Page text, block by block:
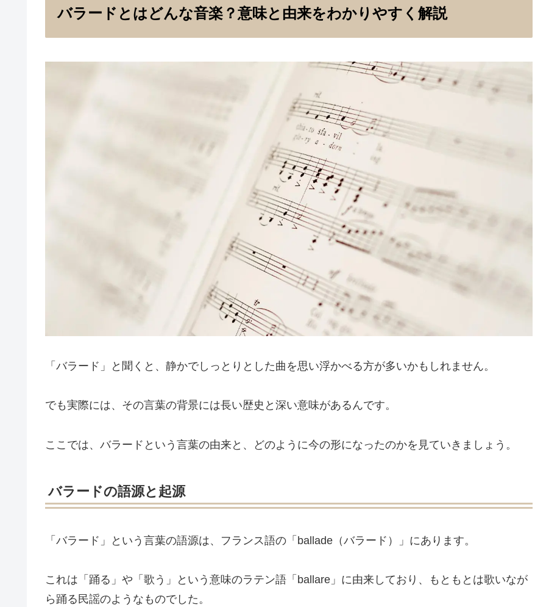
バラードとはどんな音楽？意味と由来をわかりやすく解説
「バラード」と聞くと、静かでしっとりとした曲を思い浮かべる方が多いかもしれません。
でも実際には、その言葉の背景には長い歴史と深い意味があるんです。
ここでは、バラードという言葉の由来と、どのように今の形になったのかを見ていきましょう。
バラードの語源と起源
「バラード」という言葉の語源は、フランス語の「ballade（バラード）」にあります。
これは「踊る」や「歌う」という意味のラテン語「ballare」に由来しており、もともとは歌いなが
ら踊る民謡のようなものでした。